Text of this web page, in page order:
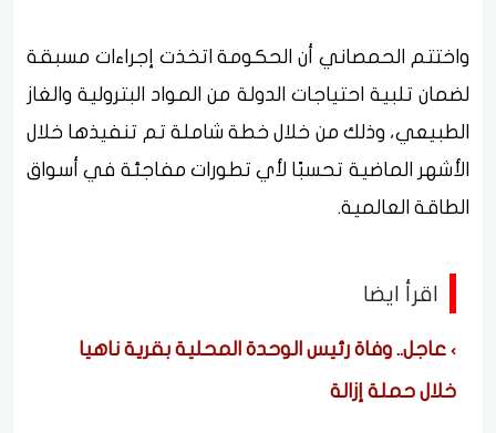
واختتم الحمصاني أن الحكومة اتخذت إجراءات مسبقة
لضمان تلبية احتياجات الدولة من المواد البترولية والغاز
الطبيعي، وذلك من خلال خطة شاملة تم تنفيذها خلال
الأشهر الماضية تحسبًا لأي تطورات مفاجئة في أسواق
الطاقة العالمية.
اقرأ ايضا
عاجل.. وفاة رئيس الوحدة المحلية بقرية ناهيا
خلال حملة إزالة